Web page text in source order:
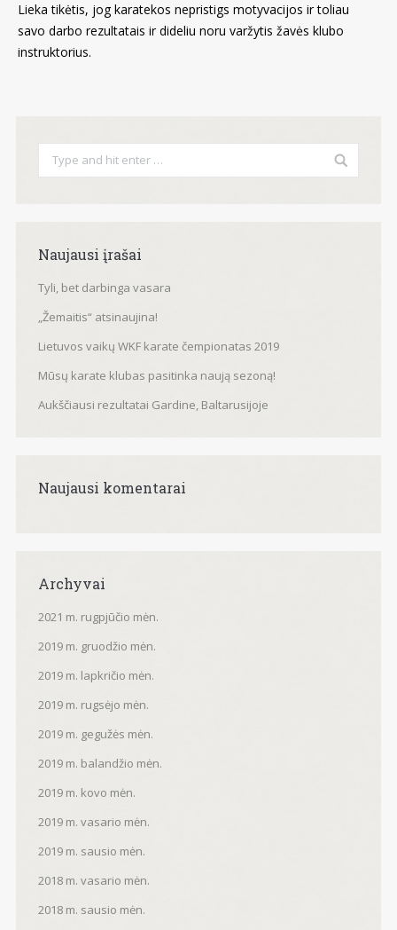
Lieka tikėtis, jog karatekos nepristigs motyvacijos ir toliau
savo darbo rezultatais ir dideliu noru varžytis žavės klubo
instruktorius.
Naujausi įrašai
Tyli, bet darbinga vasara
„Žemaitis“ atsinaujina!
Lietuvos vaikų WKF karate čempionatas 2019
Mūsų karate klubas pasitinka naują sezoną!
Aukščiausi rezultatai Gardine, Baltarusijoje
Naujausi komentarai
Archyvai
2021 m. rugpjūčio mėn.
2019 m. gruodžio mėn.
2019 m. lapkričio mėn.
2019 m. rugsėjo mėn.
2019 m. gegužės mėn.
2019 m. balandžio mėn.
2019 m. kovo mėn.
2019 m. vasario mėn.
2019 m. sausio mėn.
2018 m. vasario mėn.
2018 m. sausio mėn.